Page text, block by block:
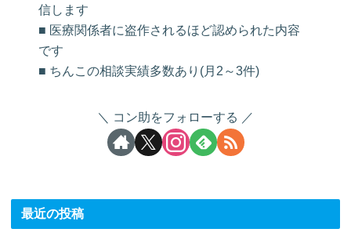
信します
■ 医療関係者に盗作されるほど認められた内容
です
■ ちんこの相談実績多数あり(月2～3件)
コン助をフォローする
最近の投稿